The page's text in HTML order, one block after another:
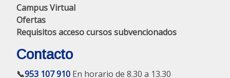
Campus Virtual
Ofertas
Requisitos acceso cursos subvencionados
Contacto
📞953 107 910 En horario de 8.30 a 13.30